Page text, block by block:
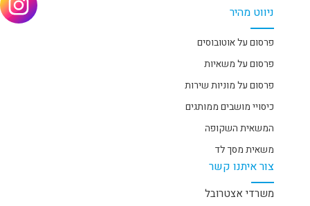
צור איתנו קשר
משרדי אצטרובל
ניווט מהיר
פרסום על אוטובוסים
פרסום על משאיות
פרסום על מוניות שירות
כיסויי מושבים ממותגים
המשאית השקופה
משאית מסך לד